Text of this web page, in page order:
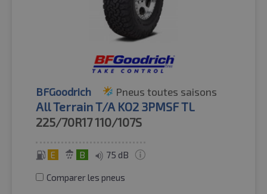
BFGoodrich Pneus toutes saisons
All Terrain T/A KO2 3PMSF TL
225/70R17110/107S
E B 75 dB
Comparer les pneus